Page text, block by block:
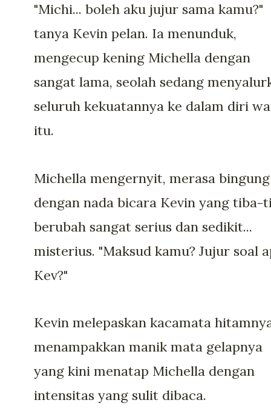
"Michi... boleh aku jujur sama kamu?"
tanya Kevin pelan. Ia menunduk,
mengecup kening Michella dengan
sangat lama, seolah sedang
seluruh kekuatannya ke dalam diri
itu.
Michella mengernyit, merasa bingung
dengan nada bicara Kevin yang tiba-
berubah sangat serius dan sedikit...
misterius. "Maksud kamu? Jujur soal
Kev?"
Kevin melepaskan kacamata
menampakkan manik mata gelapnya
yang kini menatap Michella dengan
intensitas yang sulit dibaca.